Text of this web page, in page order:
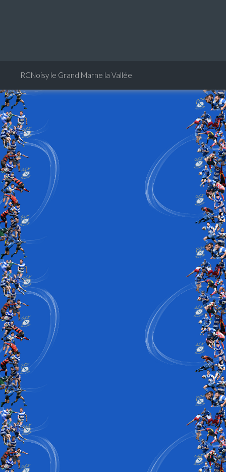
RCNoisy le Grand Marne la Vallée